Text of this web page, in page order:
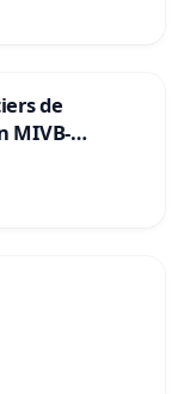
de
MIVB-
en Het